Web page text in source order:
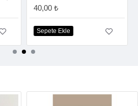
40,00 ₺
Sepete Ekle